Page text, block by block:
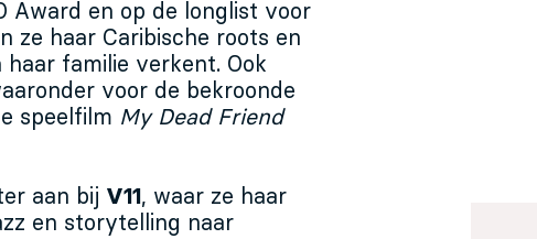
Award en op de longlist voor
ze haar Caribische roots en
familie verkent. Ook
voor de bekroonde
speelfilm My Dead Friend
aan bij V11 , waar ze haar
en storytelling naar